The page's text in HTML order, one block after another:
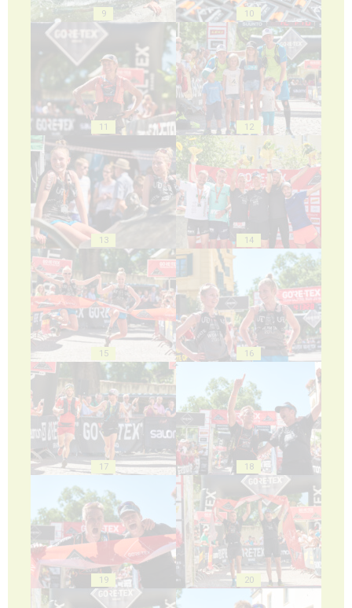
9 10
11 12
13 14
15 16
17 18
19 20